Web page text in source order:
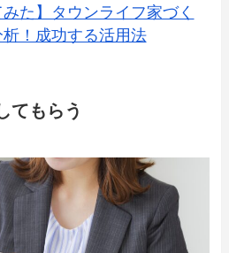
みた】タウンライフ家づく
！成功する活用法
てもらう